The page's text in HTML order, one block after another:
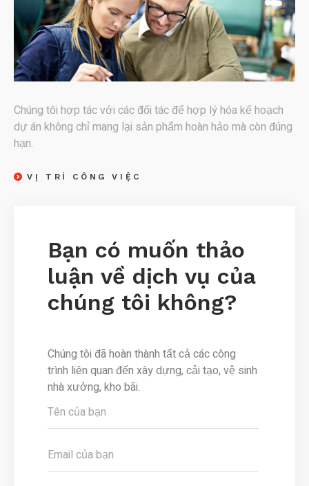
Chúng tôi hợp tác với các đối tác để hợp lý hóa kế hoạch
dự án không chỉ mang lại sản phẩm hoàn hảo mà còn đúng
hạn.
VỊ TRÍ CÔNG VIỆC
Bạn có muốn thảo
luận về dịch vụ của
chúng tôi không?
Chúng tôi đã hoàn thành tất cả các công
trình liên quan đến xây dựng, cải tạo, vệ sinh
nhà xưởng, kho bãi.